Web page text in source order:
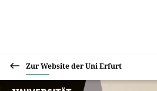
Zur Website der Uni Erfurt